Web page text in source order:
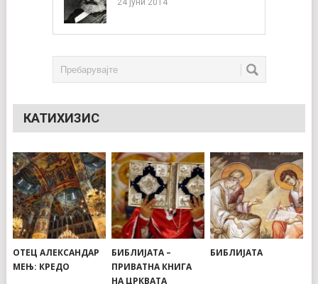
24 јуни 2014
КАТИХИЗИС
ОТЕЦ АЛЕКСАНДАР
МЕЊ: КРЕДО
БИБЛИЈАТА –
ПРИВАТНА КНИГА
НА ЦРКВАТА
БИБЛИЈАТА